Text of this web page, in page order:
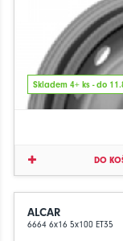
Skladem 4+ ks - do
DO
ALCAR
6664 6x16 5x100 ET35